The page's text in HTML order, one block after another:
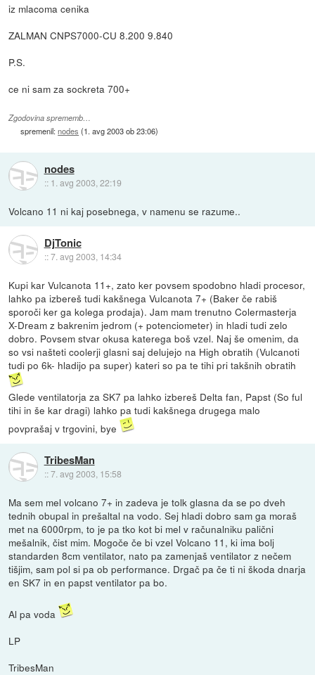
iz mlacoma cenika
ZALMAN CNPS7000-CU 8.200 9.840
P.S.
ce ni sam za sockreta 700+
Zgodovina sprememb…
spremenil:nodes (1. avg 2003 ob 23:06)
nodes
:: 1. avg 2003, 22:19
Volcano 11 ni kaj posebnega, v namenu se razume..
DjTonic
::7. avg 2003, 14:34
Kupi kar Vulcanota 11+, zato ker povsem spodobno hladi procesor,
lahko pa izbereš tudi kakšnega Vulcanota 7+ (Baker če rabiš
sporoči ker ga kolega prodaja). Jam mam trenutno Colermasterja
X-Dream z bakrenim jedrom (+ potenciometer) in hladi tudi zelo
dobro. Povsem stvar okusa katerega boš vzel. Naj še omenim, da
so vsi našteti coolerji glasni saj delujejo na High obratih (Vulcanoti
tudi po 6k- hladijo pa super) kateri so pa te tihi pri takšnih obratih
Glede ventilatorja za SK7 pa lahko izbereš Delta fan, Papst (So ful
tihi in še kar dragi) lahko pa tudi kakšnega drugega malo
povprašaj v trgovini, bye
TribesMan
::7. avg 2003, 15:58
Ma sem mel volcano 7+ in zadeva je tolk glasna da se po dveh
tednih obupal in prešaltal na vodo. Sej hladi dobro sam ga moraš
met na 6000rpm, to je pa tko kot bi mel v računalniku palični
mešalnik, čist mim. Mogoče če bi vzel Volcano 11, ki ima bolj
standarden 8cm ventilator, nato pa zamenjaš ventilator z nečem
tišjim, sam pol si pa ob performance. Drgač pa če ti ni škoda dnarja
en SK7 in en papst ventilator pa bo.
Al pa voda
LP
TribesMan